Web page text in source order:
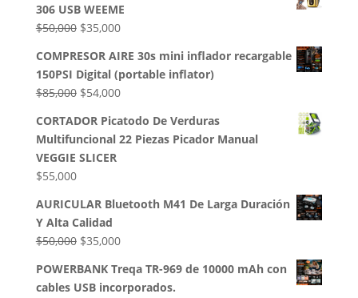
era:
$32,500.
es:
$28,000.
306 USB WEEME
$50,000 El
original
era:
$50,000.
$35,000El
actual
es:
$35,000.
COMPRESOR AIRE 30s mini inflador recargable
150PSI Digital (portable inflator)
$85,000 El
original
era:
$85,000.
$54,000El
actual
es:
CORTADOR Picatodo De Verduras
Multifuncional 22 Piezas Picador Manual
VEGGIE SLICER
$55,000
AURICULAR Bluetooth M41 De Larga Duración
Y Alta Calidad
$50,000 El
original
$35,000El
actual
POWERBANK Treqa TR-969 de 10000 mAh con
cables USB incorporados.